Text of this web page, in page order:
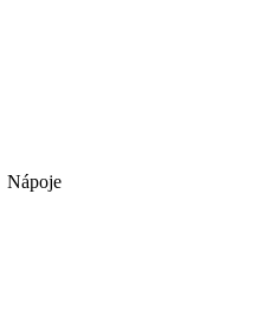
Nápoje